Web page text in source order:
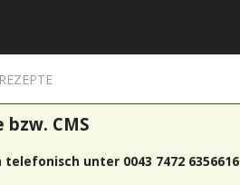
REZEPTE
CMS
unter 0043 7472 6356616